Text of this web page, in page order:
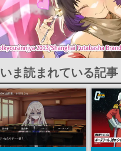
いま読まれている記事